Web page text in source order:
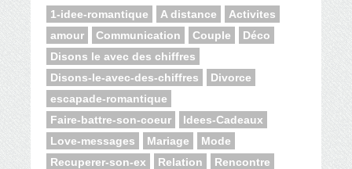
1-idee-romantique A distance
Activites
amour
Communication Couple
Déco
Disons le avec des chiffres
Disons-le-avec-des-chiffres
Divorce
escapade-romantique
Faire-battre-son-coeur
Idees-Cadeaux
Love-messages
Mariage
Mode
Recuperer-son-ex
Relation
Rencontre